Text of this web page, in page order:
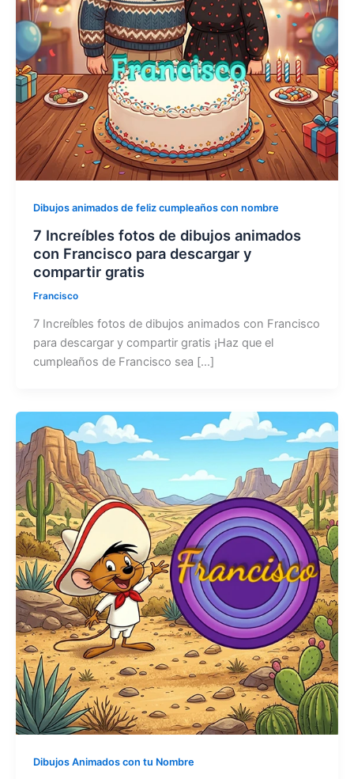
Dibujos animados de feliz cumpleaños con nombre
7 Increíbles fotos de dibujos animados
con Francisco para descargar y
compartir gratis
Francisco
7 Increíbles fotos de dibujos animados con Francisco
para descargar y compartir gratis ¡Haz que el
cumpleaños de Francisco sea […]
Dibujos Animados con tu Nombre